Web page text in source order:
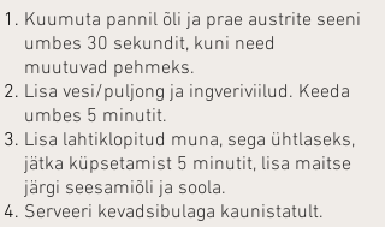
Kuumuta pannil õli ja prae austrite seeni
umbes 30 sekundit, kuni need
muutuvad pehmeks.
Lisa vesi/puljong ja ingveriviilud. Keeda
umbes 5 minutit.
Lisa lahtiklopitud muna, sega ühtlaseks,
jätka küpsetamist 5 minutit, lisa maitse
järgi seesamiõli ja soola.
Serveeri kevadsibulaga kaunistatult.